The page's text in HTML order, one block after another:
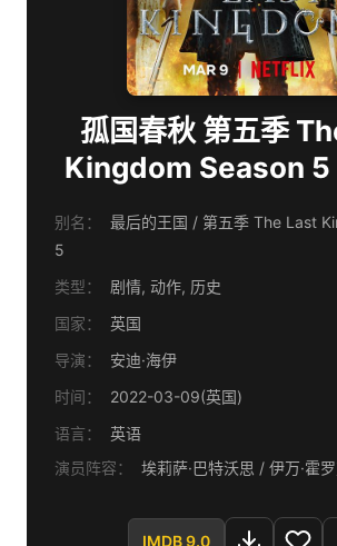
孤国春秋 第五季
Kingdom Season
别名：
最后的王国 / 第五季 The Last
5
类型：
剧情, 动作, 历史
国家：
英国
导演：
安迪·海伊
时间：
2022-03-09(英国)
语言：
英语
演员阵容：
埃莉萨·巴特沃思 / 伊
IMDB 9.0